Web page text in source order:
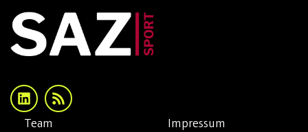
Impressum
Team